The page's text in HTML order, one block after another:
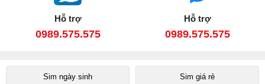
Hỗ trợ
0989.575.575
Hỗ trợ
0989.575.575
Sim ngày sinh Sim giá rẻ